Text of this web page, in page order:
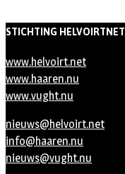
STICHTING HELVOIRTNET
www.helvoirt.net
www.haaren.nu
www.vught.nu
nieuws@helvoirt.net
info@haaren.nu
nieuws@vught.nu